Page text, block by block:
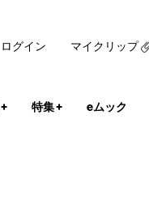
+ 特集+ eムック
ログイン マイクリップ